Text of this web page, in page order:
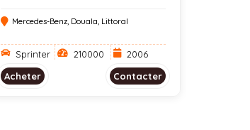
CAMEROUN
Mercedes-Benz, Douala, Littoral
Sprinter 210000
2006
Acheter
Contacter